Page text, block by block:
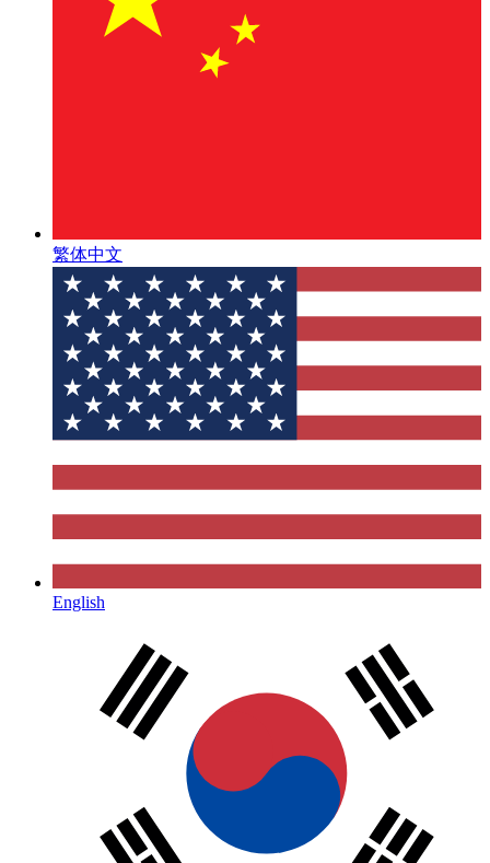
繁体中文
English